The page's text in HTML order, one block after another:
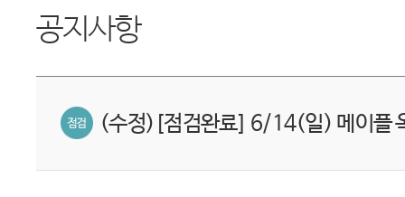
공지사항
(수정)[점검완료] 6/14(일) 메이플